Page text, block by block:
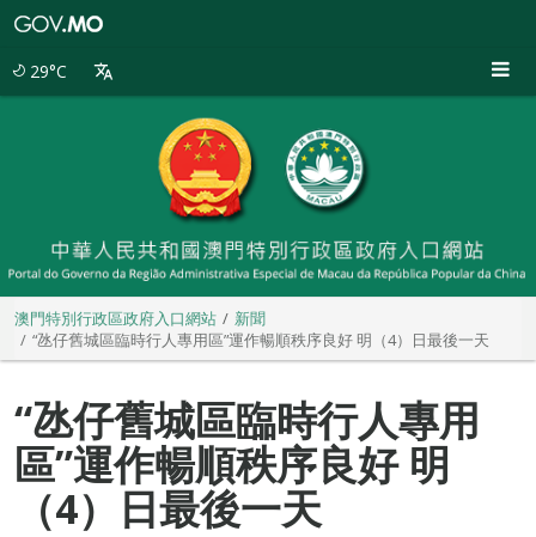
29°C
澳門特別行政區政府入口網站
新聞
“氹仔舊城區臨時行人專用區”運作暢順秩序良好 明（4）日最後一天
“氹仔舊城區臨時行人專用
區”運作暢順秩序良好 明
（4）日最後一天